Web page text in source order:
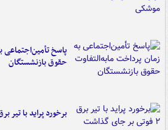
پاسخ تأمین‌اجتماعی
حقوق بازنشستگان
برخورد پراید با تیر برق ۲ فوتی بر جای